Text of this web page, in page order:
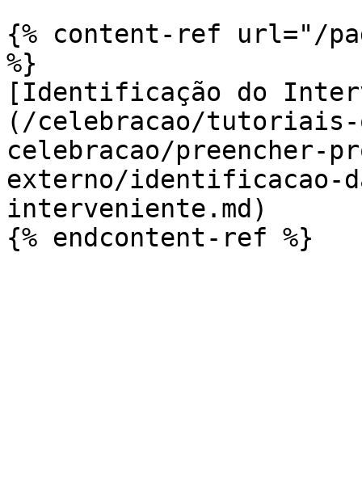
{% content-ref url="/
%}
[Identificação do
(/celebracao/tutoriais-
celebracao/preencher-
externo/identificacao-
interveniente.md)